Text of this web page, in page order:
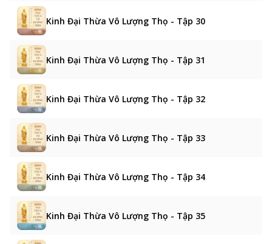
Kinh Đại Thừa Vô Lượng Thọ - Tập 30
Kinh Đại Thừa Vô Lượng Thọ - Tập 31
Kinh Đại Thừa Vô Lượng Thọ - Tập 32
Kinh Đại Thừa Vô Lượng Thọ - Tập 33
Kinh Đại Thừa Vô Lượng Thọ - Tập 34
Kinh Đại Thừa Vô Lượng Thọ - Tập 35